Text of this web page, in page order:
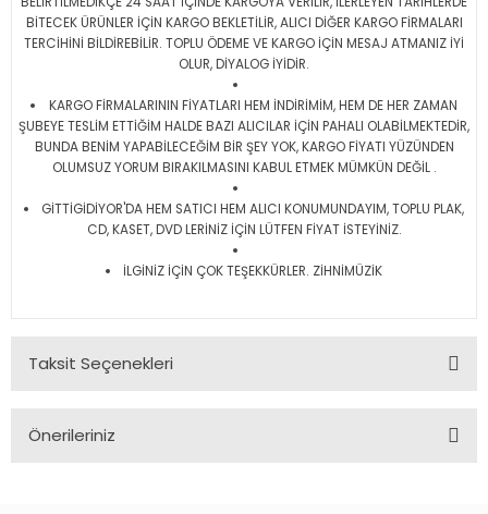
BİTECEK ÜRÜNLER İÇİN KARGO BEKLETİLİR, ALICI DİĞER KARGO FİRMALARI
TERCİHİNİ BİLDİREBİLİR. TOPLU ÖDEME VE KARGO İÇİN MESAJ ATMANIZ İYİ
OLUR, DİYALOG İYİDİR.
KARGO FİRMALARININ FİYATLARI HEM İNDİRİMİM, HEM DE HER ZAMAN
ŞUBEYE TESLİM ETTİĞİM HALDE BAZI ALICILAR İÇİN PAHALI OLABİLMEKTEDİR,
BUNDA BENİM YAPABİLECEĞİM BİR ŞEY YOK, KARGO FİYATI YÜZÜNDEN
OLUMSUZ YORUM BIRAKILMASINI KABUL ETMEK MÜMKÜN DEĞİL .
GİTTİGİDİYOR'DA HEM SATICI HEM ALICI KONUMUNDAYIM, TOPLU PLAK,
CD, KASET, DVD LERİNİZ İÇİN LÜTFEN FİYAT İSTEYİNİZ.
İLGİNİZ İÇİN ÇOK TEŞEKKÜRLER. ZİHNİMÜZİK
Taksit Seçenekleri
Önerileriniz